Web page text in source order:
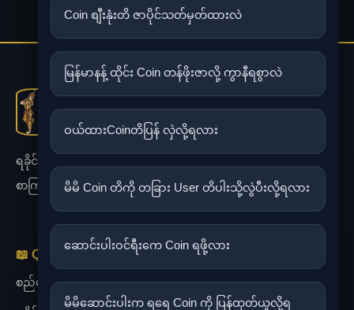
ရခိုင်စာပီ၊ သမိုင်းနန့် ယဉ်ကျေးမှု ထိန်းသိမ်းရီးအတွက် ဒစ်ဂျစ်တယ်
စာကြည့်တိုက်။
📖 Quick Links
စည်မျည်း
Coin စျီးနုံးတိ ဇာပိုင်သတ်မှတ်ထားလဲ
မြန်မာနန့် ထိုင်း Coin တန်ဖိုးဇာလို့ ကွာနီရစွာလဲ
ဝယ်ထားCoinတိပြန် လှဲလို့ရလား
မိမိ Coin တိကို တခြား User တိပါးသို့လွဲပီးလို့ရလား
ဆောင်းပါးဝင်ရီးကေ Coin ရဖို့လား
မိမိဆောင်းပါးက ရရေ Coin ကို ပြန်ထုတ်ယူလို့ရ